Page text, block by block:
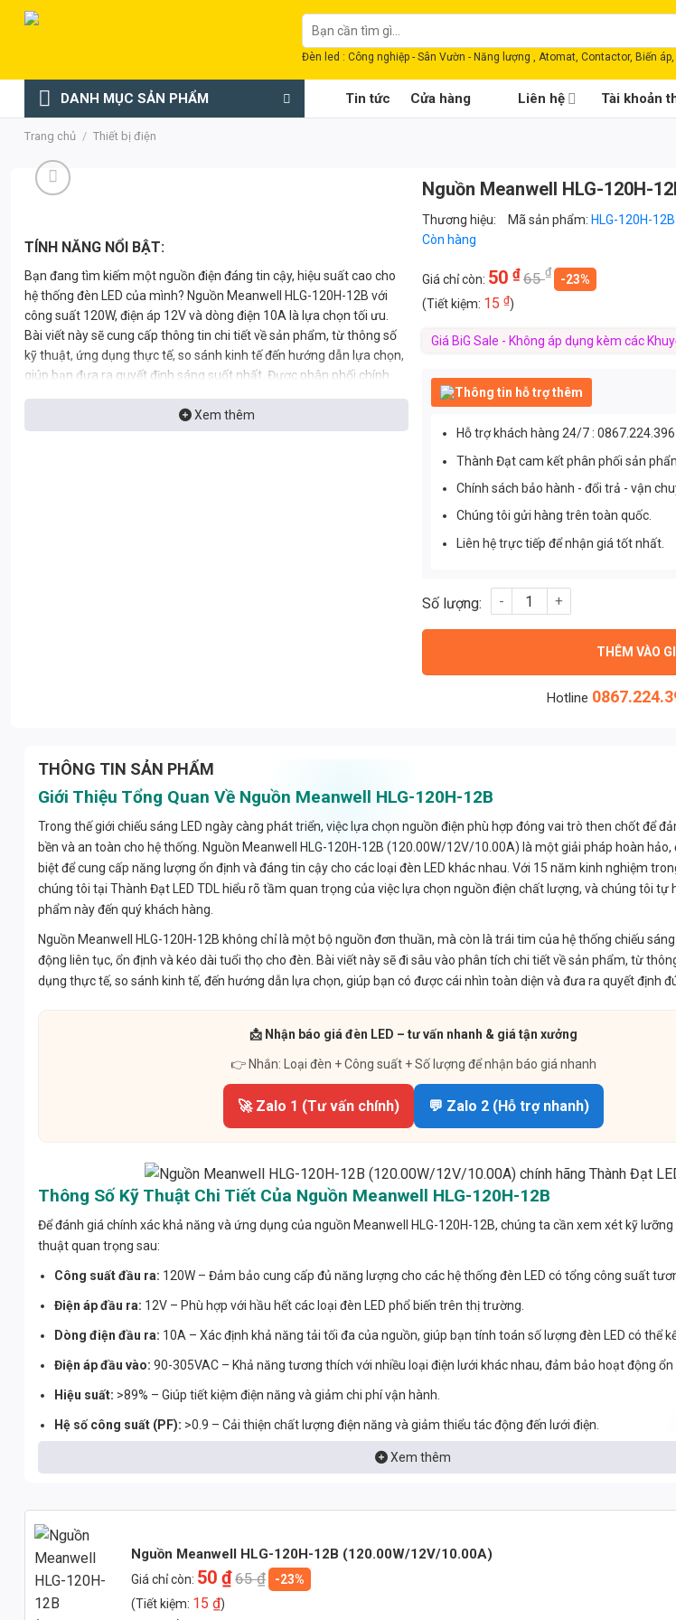
Chuyển
dung
Tìm
kiếm:
Đèn led : Công nghiệp - Sân Vườn - Năng lượng , Atomat, Contactor, Biến
DANH MỤC SẢN PHẨM Tin tức Cửa hàng Liên hệ Tài khoản
Trang chủ / Thiết bị điện
TÍNH NĂNG NỔI BẬT:
Bạn đang tìm kiếm một nguồn điện đáng tin cậy, hiệu suất cao cho
hệ thống đèn LED của mình? Nguồn Meanwell HLG-120H-12B với
công suất 120W, điện áp 12V và dòng điện 10A là lựa chọn tối ưu.
Bài viết này sẽ cung cấp thông tin chi tiết về sản phẩm, từ thông số
kỹ thuật, ứng dụng thực tế, so sánh kinh tế đến hướng dẫn lựa chọn,
giúp bạn đưa ra quyết định sáng suốt nhất. Được phân phối chính
Xem thêm
Nguồn Meanwell HLG-120H-
Thương hiệu: Mã sản phẩm: HLG-120H-
Còn hàng
Giá chỉ còn: 50 ₫65₫
-23%
(Tiết kiệm: 15 ₫)
Giá BiG Sale - Không áp dụng kèm các
Thông tin hỗ trợ thêm
Hỗ trợ khách hàng 24/7 : 0867.224.396
Thành Đạt cam kết phân phối sản
Chính sách bảo hành - đổi trả - vận
Chúng tôi gửi hàng trên toàn quốc.
Liên hệ trực tiếp để nhận giá tốt nhất.
Nguồn Meanwell HLG-120H-12B
THÊM VÀO
Hotline
THÔNG TIN SẢN PHẨM
Giới Thiệu Tổng Quan Về Nguồn Meanwell HLG-120H-12B
Trong thế giới chiếu sáng LED ngày càng phát triển, việc lựa chọn nguồn điện phù hợp đóng vai trò then chốt để
bền và an toàn cho hệ thống. Nguồn Meanwell HLG-120H-12B (120.00W/12V/10.00A) là một giải pháp hoàn
biệt để cung cấp năng lượng ổn định và đáng tin cậy cho các loại đèn LED khác nhau. Với 15 năm kinh nghiệm
chúng tôi tại Thành Đạt LED TDL hiểu rõ tầm quan trọng của việc lựa chọn nguồn điện chất lượng, và chúng tôi tự
phẩm này đến quý khách hàng.
Nguồn Meanwell HLG-120H-12B không chỉ là một bộ nguồn đơn thuần, mà còn là trái tim của hệ thống chiếu
động liên tục, ổn định và kéo dài tuổi thọ cho đèn. Bài viết này sẽ đi sâu vào phân tích chi tiết về sản phẩm, từ
dụng thực tế, so sánh kinh tế, đến hướng dẫn lựa chọn, giúp bạn có được cái nhìn toàn diện và đưa ra quyết định
📩 Nhận báo giá đèn LED – tư vấn nhanh & giá tận xưởng
👉 Nhắn: Loại đèn + Công suất + Số lượng để nhận báo giá nhanh
🚀 Zalo 1 (Tư vấn chính) 💬 Zalo 2 (Hỗ trợ nhanh)
Thông Số Kỹ Thuật Chi Tiết Của Nguồn Meanwell HLG-120H-12B
Để đánh giá chính xác khả năng và ứng dụng của nguồn Meanwell HLG-120H-12B, chúng ta cần xem xét kỹ
thuật quan trọng sau:
Công suất đầu ra: 120W – Đảm bảo cung cấp đủ năng lượng cho các hệ thống đèn LED có tổng công suất
Điện áp đầu ra: 12V – Phù hợp với hầu hết các loại đèn LED phổ biến trên thị trường.
Dòng điện đầu ra: 10A – Xác định khả năng tải tối đa của nguồn, giúp bạn tính toán số lượng đèn LED có thể
Điện áp đầu vào: 90-305VAC – Khả năng tương thích với nhiều loại điện lưới khác nhau, đảm bảo hoạt động ổn
Hiệu suất: >89% – Giúp tiết kiệm điện năng và giảm chi phí vận hành.
Hệ số công suất (PF): >0.9 – Cải thiện chất lượng điện năng và giảm thiểu tác động đến lưới điện.
Hợp kim nhôm ADC12 – Đảm bảo khả năng tản nhiệt tốt và độ bền cao.
Ứng Dụng Đa Dạng Của Nguồn Meanwell HLG-120H-12B
Nguồn Meanwell HLG-120H-12B có thể được ứng dụng trong nhiều lĩnh vực khác nhau, bao gồm:
Chiếu Sáng Đô Thị và Đường Giao Thông
Xem thêm
Nguồn Meanwell HLG-120H-12B (120.00W/12V/10.00A)
Giá chỉ còn: 50₫65₫
-23%
(Tiết kiệm: 15₫)